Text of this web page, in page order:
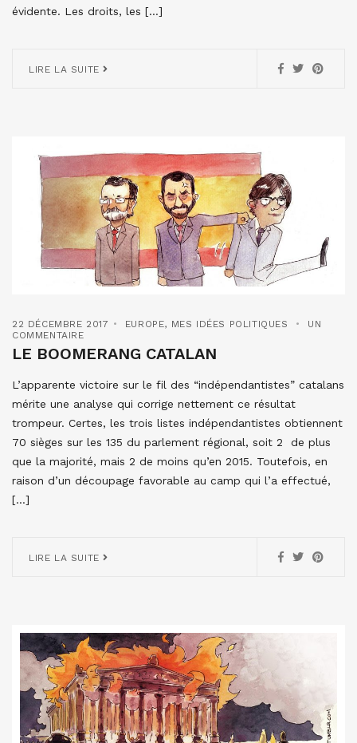
évidente. Les droits, les […]
LIRE LA SUITE
22 DÉCEMBRE 2017 EUROPE, MES IDÉES POLITIQUES
UN
COMMENTAIRE
LE BOOMERANG CATALAN
L’apparente victoire sur le fil des “indépendantistes” catalans
mérite une analyse qui corrige nettement ce résultat
trompeur. Certes, les trois listes indépendantistes obtiennent
70 sièges sur les 135 du parlement régional, soit 2 de plus
que la majorité, mais 2 de moins qu’en 2015. Toutefois, en
raison d’un découpage favorable au camp qui l’a effectué,
[…]
LIRE LA SUITE